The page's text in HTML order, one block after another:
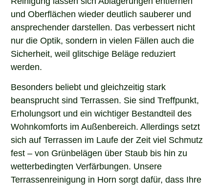
und Oberflächen wieder deutlich sauberer und
ansprechender darstellen. Das verbessert nicht
nur die Optik, sondern in vielen Fällen auch die
Sicherheit, weil glitschige Beläge reduziert
werden.
Besonders beliebt und gleichzeitig stark
beansprucht sind Terrassen. Sie sind Treffpunkt,
Erholungsort und ein wichtiger Bestandteil des
Wohnkomforts im Außenbereich. Allerdings setzt
sich auf Terrassen im Laufe der Zeit viel Schmutz
fest – von Grünbelägen über Staub bis hin zu
wetterbedingten Verfärbungen. Unsere
Terrassenreinigung in Horn sorgt dafür, dass Ihre